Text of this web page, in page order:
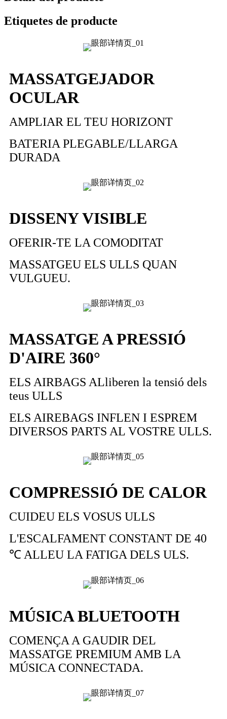
Etiquetes de producte
MASSATGEJADOR
OCULAR
AMPLIAR EL TEU HORIZONT
BATERIA PLEGABLE/LLARGA
DURADA
DISSENY VISIBLE
OFERIR-TE LA COMODITAT
MASSATGEU ELS ULLS QUAN
VULGUEU.
MASSATGE A PRESSIÓ
D'AIRE 360°
ELS AIRBAGS ALliberen la tensió dels
teus ULLS
ELS AIREBAGS INFLEN I ESPREM
DIVERSOS PARTS AL VOSTRE ULLS.
COMPRESSIÓ DE CALOR
CUIDEU ELS VOSUS ULLS
L'ESCALFAMENT CONSTANT DE 40
℃ ALLEU LA FATIGA DELS ULS.
MÚSICA BLUETOOTH
COMENÇA A GAUDIR DEL
MASSATGE PREMIUM AMB LA
MÚSICA CONNECTADA.